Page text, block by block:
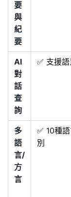
要
與
紀
要
AI
對
話
查
詢
✅ 支援
多
語
言/
方
言
✅ 10種
別